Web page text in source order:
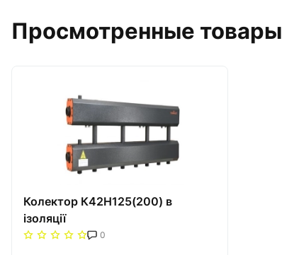
Просмотренные товары
Колектор К42Н125(200) в
ізоляції
0